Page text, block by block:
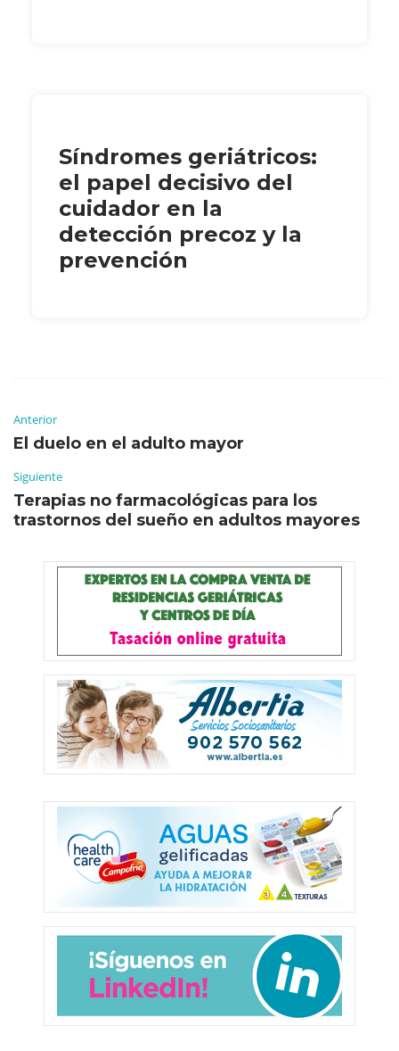
Síndromes geriátricos:
el papel decisivo del
cuidador en la
detección precoz y la
prevención
Anterior
El duelo en el adulto mayor
Siguiente
Terapias no farmacológicas para los
trastornos del sueño en adultos mayores